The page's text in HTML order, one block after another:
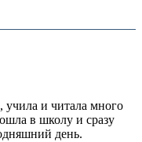
учила и читала много
в школу и сразу
день.